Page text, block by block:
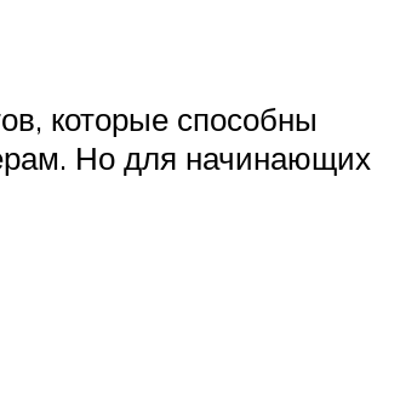
которые способны
Но для начинающих